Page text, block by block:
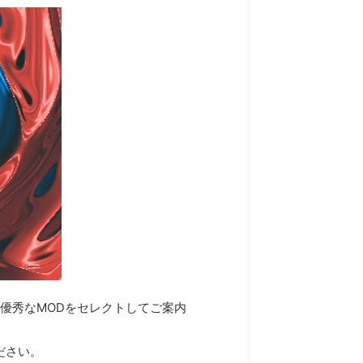
秀なMODをセレクトしてご案内
い。